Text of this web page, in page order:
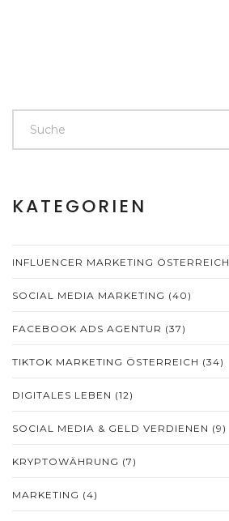
KATEGORIEN
INFLUENCER MARKETING ÖSTERREICH
SOCIAL MEDIA MARKETING (40)
FACEBOOK ADS AGENTUR (37)
TIKTOK MARKETING ÖSTERREICH (34)
DIGITALES LEBEN (12)
SOCIAL MEDIA & GELD VERDIENEN (9)
KRYPTOWÄHRUNG (7)
MARKETING (4)